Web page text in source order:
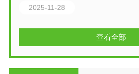
2025-11-28
查看全部